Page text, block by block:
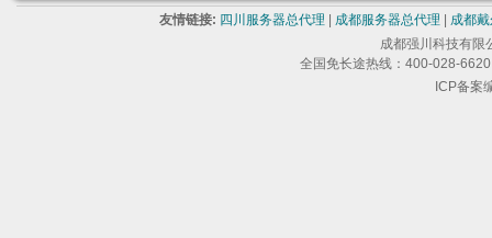
友情链接: 四川服务器总代理 成都服务器总代理
成都
成都强川科技有限
全国免长途热线：400-028-
ICP备案